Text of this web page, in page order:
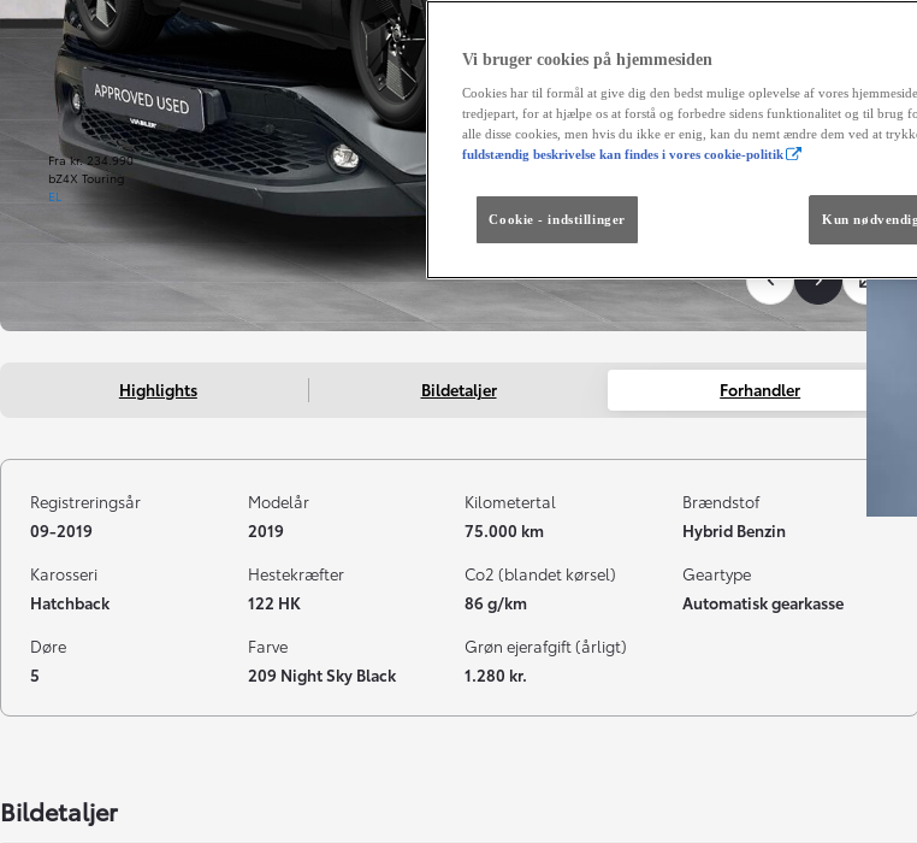
Fra kr. 234.990
bZ4X Touring
EL
The
Highlights Bildetaljer Forhandler
Registreringsår
09-2019
Modelår
2019
Kilometertal
75.000 km
Brændstof
Hybrid Benzin
Karosseri
Hatchback
Hestekræfter
122 HK
Co2 (blandet kørsel)
86 g/km
Geartype
Automatisk gearkasse
Døre
5
Farve
209 Night Sky Black
Grøn ejerafgift (årligt)
1.280 kr.
Bildetaljer
Vi bruger cookies på hjemmesiden
Cookies har til formål at give dig den bedst mulige oplevelse af vores
tredjepart, for at hjælpe os at forstå og forbedre sidens funktionalitet og til brug
alle disse cookies, men hvis du ikke er enig, kan du nemt ændre dem ved at
fuldstændig beskrivelse kan findes i vores cookie-politik
Cookie - indstillinger Kun